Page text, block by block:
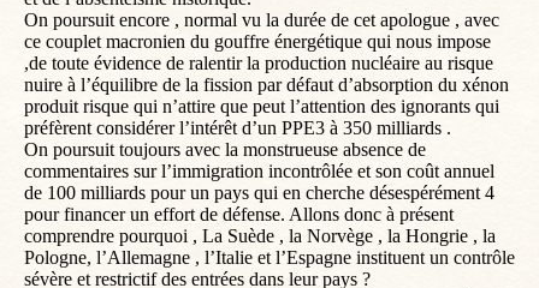
On poursuit encore , normal vu la durée de cet apologue , avec
ce couplet macronien du gouffre énergétique qui nous impose
,de toute évidence de ralentir la production nucléaire au risque
nuire à l’équilibre de la fission par défaut d’absorption du xénon
produit risque qui n’attire que peut l’attention des ignorants qui
préfèrent considérer l’intérêt d’un PPE3 à 350 milliards .
On poursuit toujours avec la monstrueuse absence de
commentaires sur l’immigration incontrôlée et son coût annuel
de 100 milliards pour un pays qui en cherche désespérément 4
pour financer un effort de défense. Allons donc à présent
comprendre pourquoi , La Suède , la Norvège , la Hongrie , la
Pologne, l’Allemagne , l’Italie et l’Espagne instituent un contrôle
sévère et restrictif des entrées dans leur pays ?